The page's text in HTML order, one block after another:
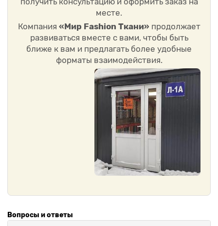
доставкой до терминала.
Часто задаваемые вопросы
Можно ли заказать вискозу оптом?
Да. Мы предлагаем специальные цены и индивидуальные
условия для оптовых покупателей.
Есть ли возможность получить образец ткани?
Да, мы бесплатно нарезаем и отправляем образцы —
оформите заявку в карточке товара.
Доставка действительно бесплатная?
Да, доставка бесплатна до терминала транспортной
компании по всей России и СНГ.
месте.
Компания «Мир Fashion Ткани» продолжает
развиваться вместе с вами, чтобы быть
ближе к вам и предлагать более удобные
форматы взаимодействия.
Вопросы и ответы